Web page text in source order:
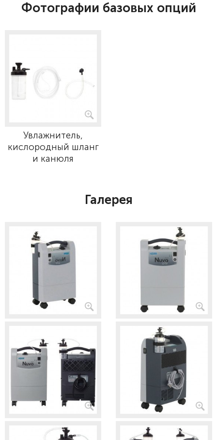
Фотографии базовых опций
Увлажнитель,
кислородный шланг
и канюля
Галерея